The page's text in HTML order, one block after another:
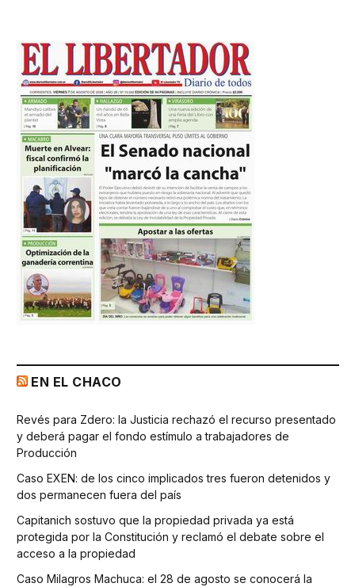
EN EL CHACO
Revés para Zdero: la Justicia rechazó el recurso presentado
y deberá pagar el fondo estímulo a trabajadores de
Producción
Caso EXEN: de los cinco implicados tres fueron detenidos y
dos permanecen fuera del país
Capitanich sostuvo que la propiedad privada ya está
protegida por la Constitución y reclamó el debate sobre el
acceso a la propiedad
Caso Milagros Machuca: el 28 de agosto se conocerá la